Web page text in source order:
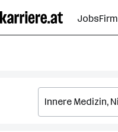
Seiteninhalt
springen
Jobs